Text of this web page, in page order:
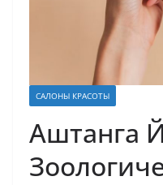
САЛОНЫ КРАСОТЫ
Аштанга